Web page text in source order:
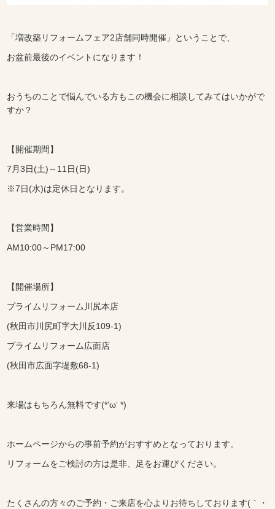
「増改築リフォームフェア2店舗同時開催」ということで、
お盆前最後のイベントになります！
おうちのことで悩んでいる方もこの機会に相談してみてはいかがで
すか？
【開催期間】
7月3日(土)～11日(日)
※7日(水)は定休日となります。
【営業時間】
AM10:00～PM17:00
【開催場所】
プライムリフォーム川尻本店
(秋田市川尻町字大川反109-1)
プライムリフォーム広面店
(秋田市広面字堤敷68-1)
来場はもちろん無料です(*‘ω‘ *)
ホームページからの事前予約がおすすめとなっております。
リフォームをご検討の方は是非、足をお運びください。
たくさんの方々のご予約・ご来店を心よりお待ちしております(｀・